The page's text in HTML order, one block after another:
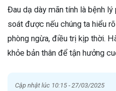
Đau dạ dày mãn tính là bệnh
soát được nếu chúng ta hiểu
phòng ngừa, điều trị kịp thời.
khỏe bản thân để tận hưởng
Cập nhật lúc 10:15 - 27/03/2025